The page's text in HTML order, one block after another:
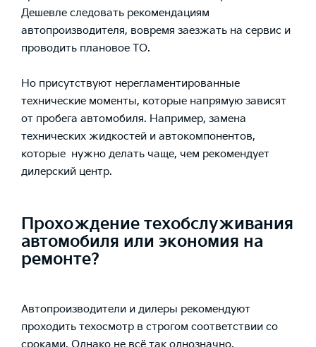
Дешевле следовать рекомендациям
автопроизводителя, вовремя заезжать на сервис и
проводить плановое ТО.
Но присутствуют нерегламентированные
технические моменты, которые напрямую зависят
от пробега автомобиля. Например, замена
технических жидкостей и автокомпонентов,
которые нужно делать чаще, чем рекомендует
дилерский центр.
Прохождение техобслуживания
автомобиля или экономия на
ремонте?
Автопроизводители и дилеры рекомендуют
проходить техосмотр в строгом соответствии со